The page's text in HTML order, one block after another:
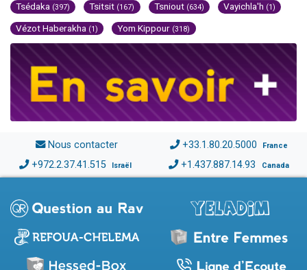
Tsédaka (397) Tsitsit (167) Tsniout (634) Vayichla'h (1)
Vézot Haberakha (1) Yom Kippour (318)
Nous contacter +33.1.80.20.5000 France
+972.2.37.41.515 Israël +1.437.887.14.93 Canada